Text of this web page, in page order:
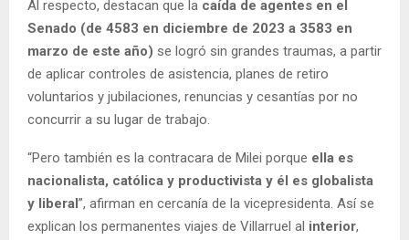
Al respecto, destacan que la caída de agentes en el
Senado (de 4583 en diciembre de 2023 a 3583 en
marzo de este año) se logró sin grandes traumas, a partir
de aplicar controles de asistencia, planes de retiro
voluntarios y jubilaciones, renuncias y cesantías por no
concurrir a su lugar de trabajo.
“Pero también es la contracara de Milei porque ella es
nacionalista, católica y productivista y él es globalista
y liberal”, afirman en cercanía de la vicepresidenta. Así se
explican los permanentes viajes de Villarruel al interior,